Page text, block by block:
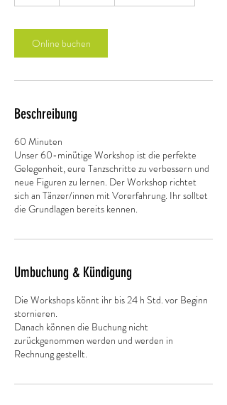
d
Online buchen
Beschreibung
60 Minuten
Unser 60-minütige Workshop ist die perfekte
Gelegenheit, eure Tanzschritte zu verbessern und
neue Figuren zu lernen. Der Workshop richtet
sich an Tänzer/innen mit Vorerfahrung. Ihr solltet
die Grundlagen bereits kennen.
Umbuchung & Kündigung
Die Workshops könnt ihr bis 24 h Std. vor Beginn
stornieren.
Danach können die Buchung nicht
zurückgenommen werden und werden in
Rechnung gestellt.